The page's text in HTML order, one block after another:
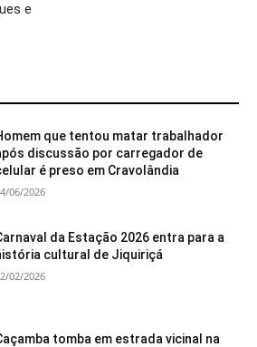
e
que tentou matar trabalhador
discussão por carregador de
é preso em Cravolândia
06/2026
da Estação 2026 entra para a
cultural de Jiquiriçá
02/2026
tomba em estrada vicinal na